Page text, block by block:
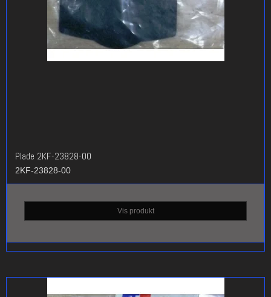
Plade 2KF-23828-00
2KF-23828-00
Vis produkt